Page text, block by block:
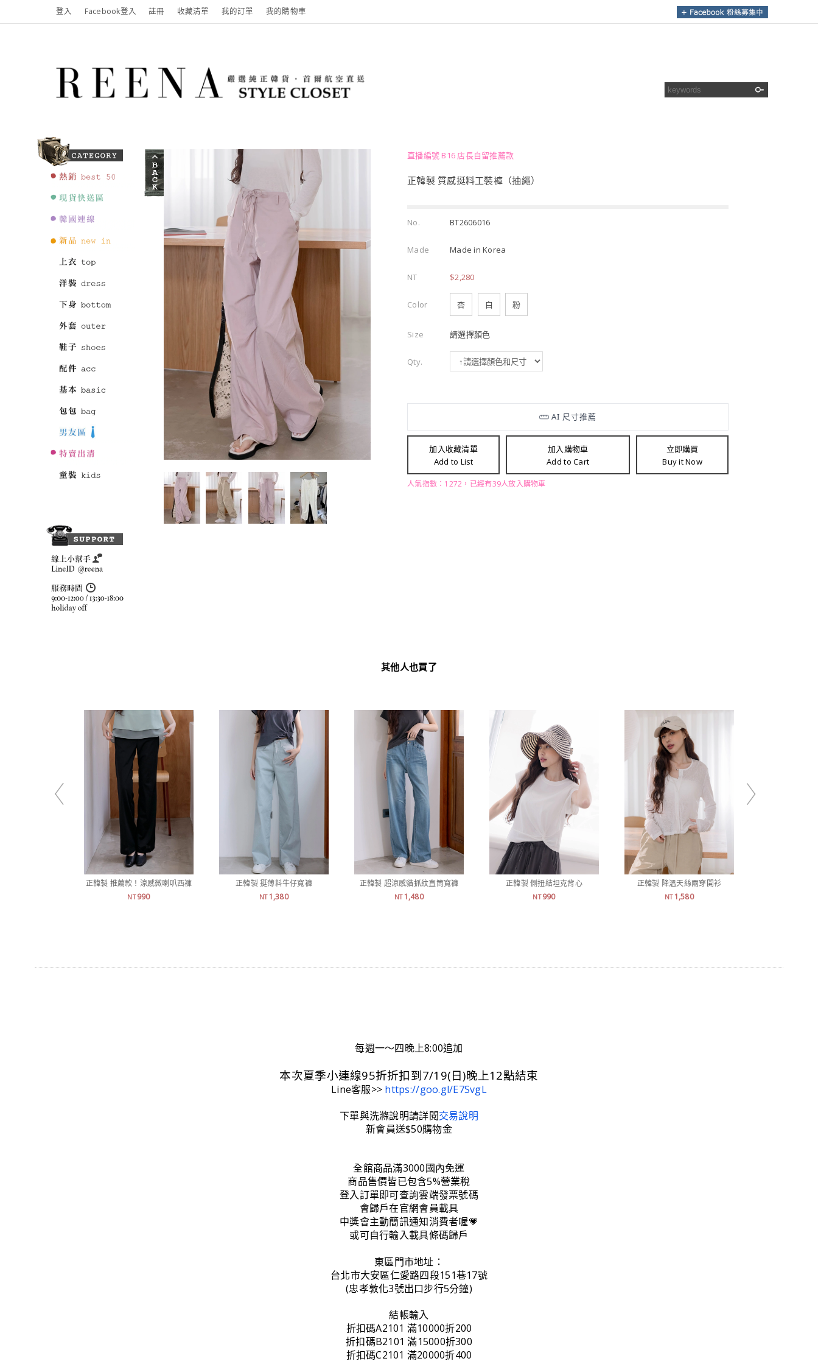
登入 Facebook登入 註冊 收藏清單 我的訂單 我的購物車
直播編號 B16 店長自留推薦款
正韓製 質感挺料工裝褲（抽繩）
No. BT2606016
Made Made in Korea
NT $2,280
Color 杏 白 粉
Size 請選擇顏色
Qty.
加入收藏清單
Add to List
加入購物車
Add to Cart
立即購買
Buy it Now
人氣指數：1272，已經有39人放入購物車
其他人也買了
正韓製 推薦款！涼感微喇叭西褲
NT 990
正韓製 挺薄料牛仔寬褲
NT1,380
正韓製 超涼感貓抓紋直筒寬褲
NT1,480
正韓製 側扭結坦克背心
NT 990
正韓製 降溫天絲兩穿開衫
NT1,580
每週一～四晚上8:00追加
本次夏季小連線95折折扣到7/19(日)晚上12點結束
Line客服>> https://goo.gl/E7SvgL
下單與洗滌說明請詳閱交易說明
新會員送$50購物金
全館商品滿3000國內免運
商品售價皆已包含5%營業稅
登入訂單即可查詢雲端發票號碼
會歸戶在官網會員載具
中獎會主動簡訊通知消費者喔💗
或可自行輸入載具條碼歸戶
東區門市地址：
台北市大安區仁愛路四段151巷17號
(忠孝敦化3號出口步行5分鐘)
結帳輸入
折扣碼A2101 滿10000折200
折扣碼B2101 滿15000折300
折扣碼C2101 滿20000折400